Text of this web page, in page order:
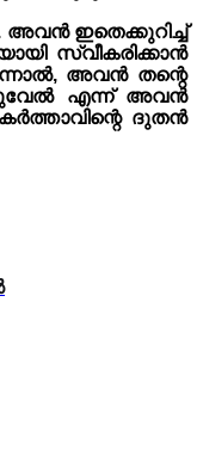
അവൻ ഇതെക്കുറിച്ച്
സ്വീകരിക്കാൻ
അവൻ തന്റെ
എന്ന് അവൻ
ദുതൻ